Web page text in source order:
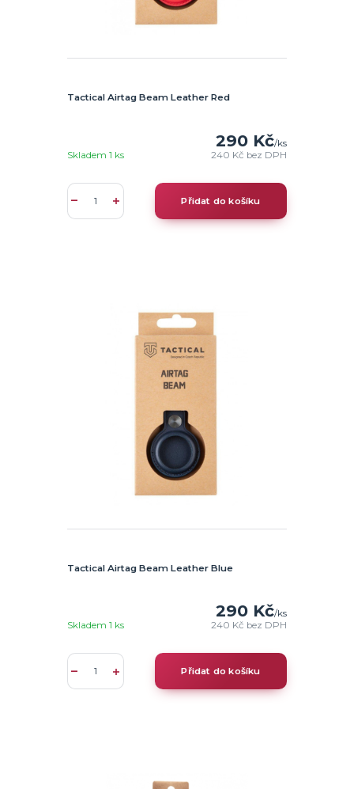
Tactical Airtag Beam Leather Red
290 Kč/ks
240 Kč bez DPH
Skladem 1 ks
Přidat do košíku
Tactical Airtag Beam Leather Blue
290 Kč/ks
240 Kč bez DPH
Skladem 1 ks
Přidat do košíku